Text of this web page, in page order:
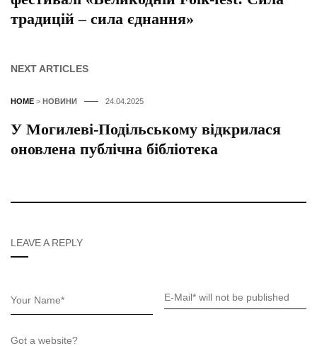
традицій – сила єднання»
NEXT ARTICLES
HOME > НОВИНИ 24.04.2025
У Могилеві-Подільському відкрилася
оновлена публічна бібліотека
LEAVE A REPLY